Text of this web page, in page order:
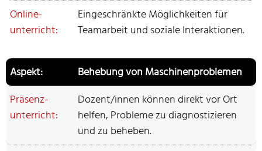
Eingeschränkte Möglichkeiten für
Teamarbeit und soziale Interaktionen.
Behebung von Maschinenproblemen
Dozent/innen können direkt vor Ort
helfen, Probleme zu diagnostizieren
und zu beheben.